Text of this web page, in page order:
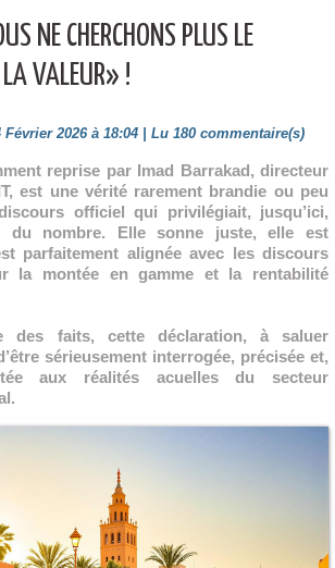
NE CHERCHONS PLUS LE
VALEUR» !
2026 à 18:04 | Lu 180 commentaire(s)
reprise par Imad Barrakad, directeur
est une vérité rarement brandie ou peu
officiel qui privilégiait, jusqu’ici,
du nombre. Elle sonne juste, elle est
parfaitement alignée avec les discours
la montée en gamme et la rentabilité
des faits, cette déclaration, à saluer
sérieusement interrogée, précisée et,
aux réalités acuelles du secteur